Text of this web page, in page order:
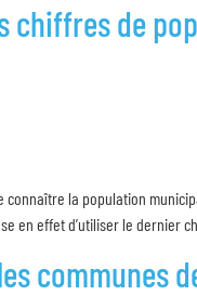
chiffres de
la population
en effet d’utiliser le
communes